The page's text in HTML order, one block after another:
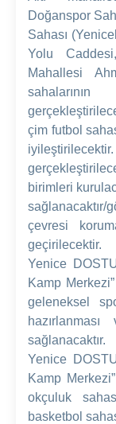
Doğanspor
Sahası
Yolu
Mahallesi
sahalarının
çim futbol
birimleri
çevresi
geçirilecektir.
Yenice
Kamp
geleneksel
sağlanacaktır.
Yenice
Kamp
okçuluk
basketbol